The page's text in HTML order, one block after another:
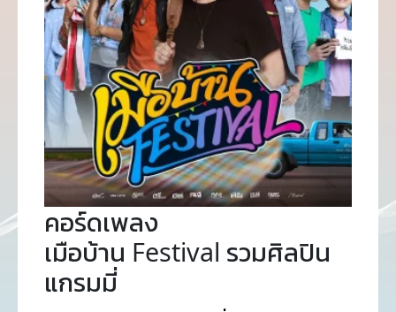
คอร์ดเพลง
เมือบ้าน Festival รวมศิลปิน
แกรมมี่